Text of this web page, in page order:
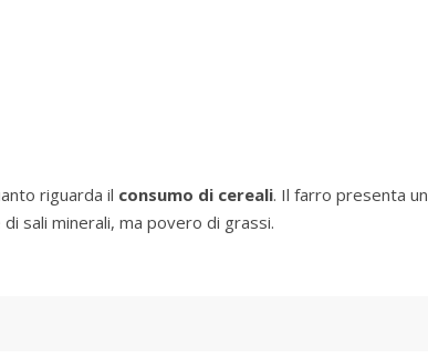
riguarda il consumo di cereali. Il farro presenta un
sali minerali, ma povero di grassi.